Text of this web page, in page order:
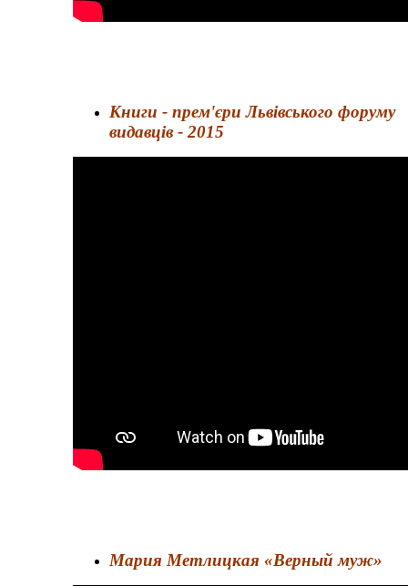
Книги - прем'єри Львівського форуму
видавців - 2015
Мария Метлицкая «Верный муж»